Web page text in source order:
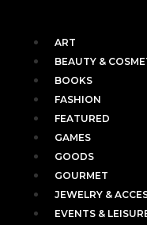
ART
BEAUTY &
BOOKS
FASHION
FEATURED
GAMES
GOODS
GOURMET
JEWELRY &
EVENTS &